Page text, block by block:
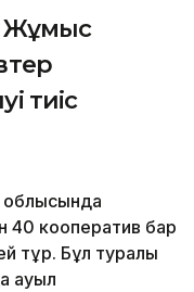
Жұмыс
тиіс
облысында
40 кооператив бар
тұр. Бұл туралы
ауыл